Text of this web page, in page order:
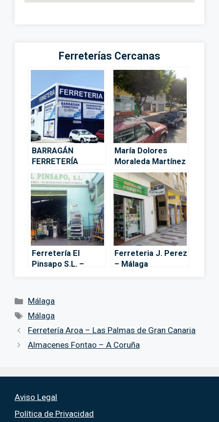
Ferreterías Cercanas
BARRAGÁN
FERRETERÍA
Suministro
Industrial – Málaga
María Dolores
Moraleda Martínez
– Málaga
Ferretería El
Pinsapo S.L. –
Ferreteria J. Perez
– Málaga
Categorías
Málaga
Etiquetas
Málaga
Ferretería Aroa – Las Palmas de Gran Canaria
Almacenes Fontao – A Coruña
Aviso Legal
Política de Privacidad